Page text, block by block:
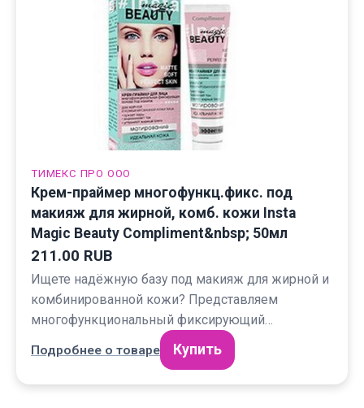
ТИМЕКС ПРО ООО
Крем-праймер многофункц.фикс. под
макияж для жирной, комб. кожи Insta
Magic Beauty Compliment&nbsp; 50мл
211.00 RUB
Ищете надёжную базу под макияж для жирной и
комбинированной кожи? Представляем
многофункциональный фиксирующий…
Подробнее о товаре Купить